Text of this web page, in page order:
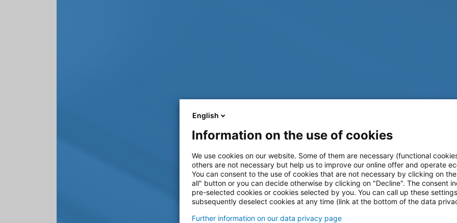
English
Information on the use of cookies
We use cookies on our website. Some of them are necessary (functional
others are not necessary but help us to improve our online offer and operate
You can consent to the use of cookies that are not necessary by clicking on
all" button or you can decide otherwise by clicking on "Decline". The consent
pre-selected cookies or cookies selected by you. You can call up these
subsequently deselect cookies at any time (link at the bottom of the data
Further information on our data privacy page